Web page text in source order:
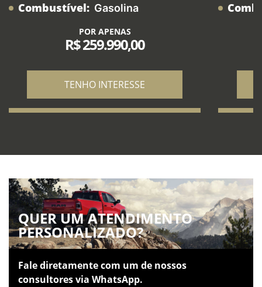
Combustível: Gasolina
POR APENAS
R$ 259.990,00
TENHO INTERESSE
QUER UM ATENDIMENTO
PERSONALIZADO?
Fale diretamente com um de nossos
consultores via WhatsApp.